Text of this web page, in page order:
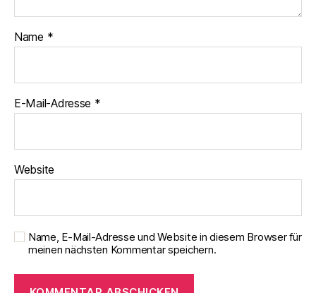
Name *
E-Mail-Adresse *
Website
Name, E-Mail-Adresse und Website in diesem Browser für
meinen nächsten Kommentar speichern.